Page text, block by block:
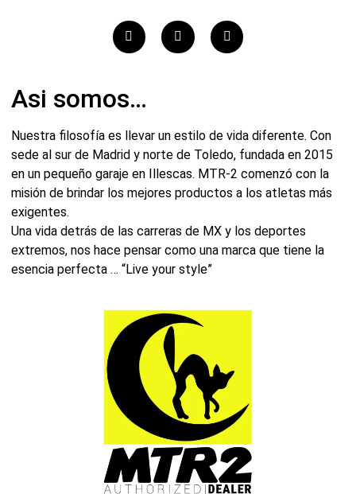
Asi somos…
Nuestra filosofía es llevar un estilo de vida diferente. Con
sede al sur de Madrid y norte de Toledo, fundada en 2015
en un pequeño garaje en Illescas. MTR-2 comenzó con la
misión de brindar los mejores productos a los atletas más
exigentes.
Una vida detrás de las carreras de MX y los deportes
extremos, nos hace pensar como una marca que tiene la
esencia perfecta … “Live your style”